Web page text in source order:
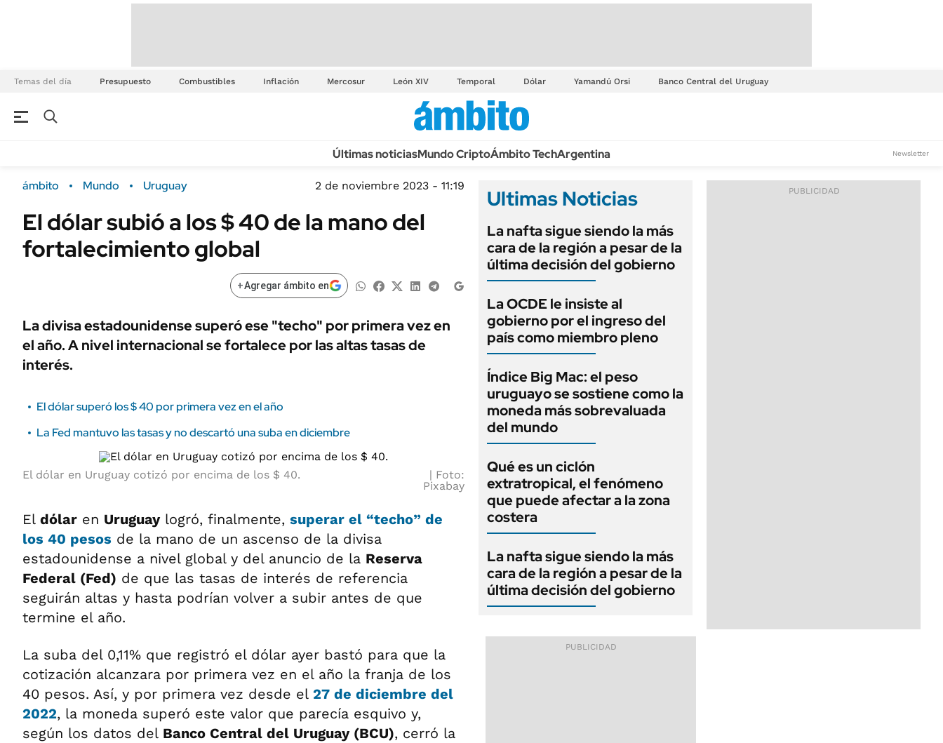
Temas del día Presupuesto Combustibles Inflación Mercosur León XIV Temporal Dólar Yamandú Orsi Banco Central del Uruguay
Últimas noticiasMundo CriptoÁmbito TechArgentina Newsletter
ámbito Mundo Uruguay 2 de noviembre 2023 - 11:19
El dólar subió a los $ 40 de la mano del
fortalecimiento global
+Agregar ámbito en
La divisa estadounidense superó ese "techo" por primera vez en
el año. A nivel internacional se fortalece por las altas tasas de
interés.
El dólar superó los $ 40 por primera vez en el año
La Fed mantuvo las tasas y no descartó una suba en diciembre
El dólar en Uruguay cotizó por encima de los $ 40.
Foto:
Pixabay
El dólar en Uruguaylogró, finalmente, superar el “techo” de
los 40 pesos de la mano de un ascenso de la divisa
estadounidense a nivel global y del anuncio de la Reserva
Federal (Fed) de que las tasas de interés de referencia
seguirán altas y hasta podrían volver a subir antes de que
termine el año.
La suba del 0,11% que registró el dólar ayer bastó para que la
cotización alcanzara por primera vez en el año la franja de los
40 pesos. Así, y por primera vez desde el 27 de diciembre del
2022, la moneda superó este valor que parecía esquivo y,
según los datos del Banco Central del Uruguay (BCU), cerró la
Ultimas Noticias
La nafta sigue siendo la más
cara de la región a pesar de la
última decisión del gobierno
La OCDE le insiste al
gobierno por el ingreso del
país como miembro pleno
Índice Big Mac: el peso
uruguayo se sostiene como la
moneda más sobrevaluada
del mundo
Qué es un ciclón
extratropical, el fenómeno
que puede afectar a la zona
costera
La nafta sigue siendo la más
cara de la región a pesar de la
última decisión del gobierno